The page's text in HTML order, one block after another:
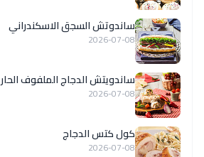
ساندوتش السجق الاسكندراني
2026-07-08
ساندويتش الدجاج الملفوف الحار
2026-07-08
كول كتس الدجاج
2026-07-08